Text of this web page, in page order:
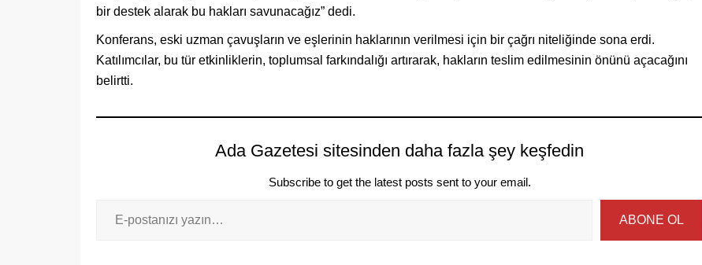
bir destek alarak bu hakları savunacağız” dedi.
Konferans, eski uzman çavuşların ve eşlerinin haklarının verilmesi için bir çağrı niteliğinde sona erdi.
Katılımcılar, bu tür etkinliklerin, toplumsal farkındalığı artırarak, hakların teslim edilmesinin önünü açacağını
belirtti.
Ada Gazetesi sitesinden daha fazla şey keşfedin
Subscribe to get the latest posts sent to your email.
ABONE OL